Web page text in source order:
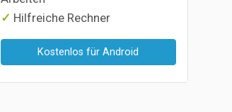
Hilfreiche Rechner
Kostenlos für Android